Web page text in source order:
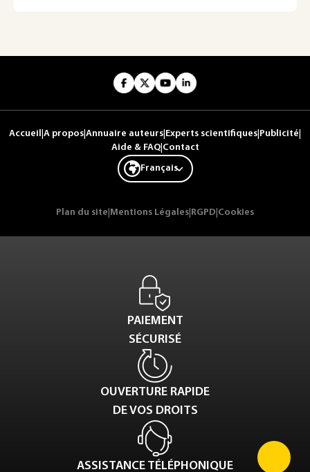
Accueil A propos Annuaire auteurs Experts scientifiques Publicité
Aide & FAQ| Contact
Français
Plan du site Mentions Légales RGPD Cookies
PAIEMENT
SÉCURISÉ
OUVERTURE RAPIDE
DE VOS DROITS
ASSISTANCE TÉLÉPHONIQUE